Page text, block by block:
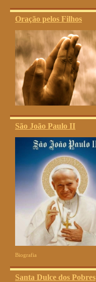
Oração pelos Filhos
São João Paulo II
Biografia
Santa Dulce dos Pobres